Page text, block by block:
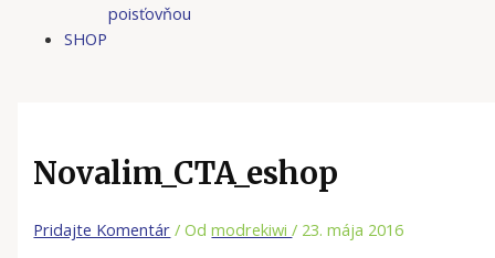
poisťovňou
SHOP
Novalim_CTA_eshop
Pridajte Komentár / Od modrekiwi/ 23. mája 2016